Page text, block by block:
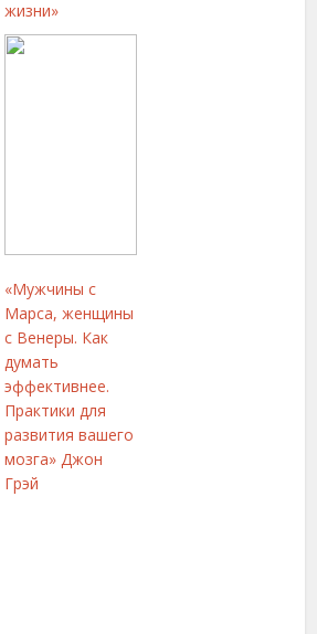
жизни»
«Мужчины с
Марса, женщины
с Венеры. Как
думать
эффективнее.
Практики для
развития вашего
мозга» Джон
Грэй